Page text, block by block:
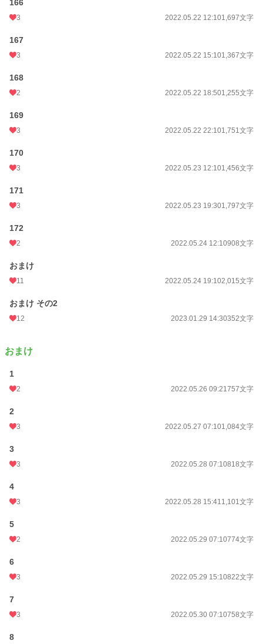
166
3 2022.05.22 12:101,697文字
167
3 2022.05.22 15:101,367文字
168
2 2022.05.22 18:501,255文字
169
3 2022.05.22 22:101,751文字
170
3 2022.05.23 12:101,456文字
171
3 2022.05.23 19:301,797文字
172
2 2022.05.24 12:10908文字
おまけ
11 2022.05.24 19:102,015文字
おまけ その2
12 2023.01.29 14:30352文字
おまけ
1
2 2022.05.26 09:21757文字
2
3 2022.05.27 07:101,084文字
3
3 2022.05.28 07:10818文字
4
3 2022.05.28 15:411,101文字
5
2 2022.05.29 07:10774文字
6
3 2022.05.29 15:10822文字
7
3 2022.05.30 07:10758文字
8